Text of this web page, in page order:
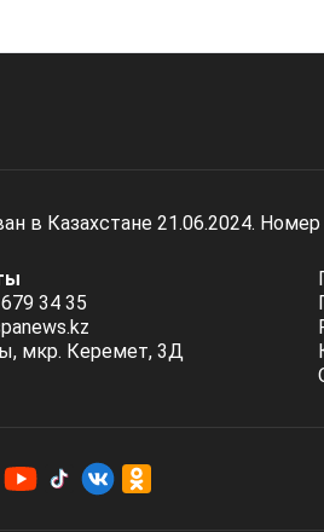
в Казахстане 21.06.2024.
34 35
мкр. Керемет, 3Д